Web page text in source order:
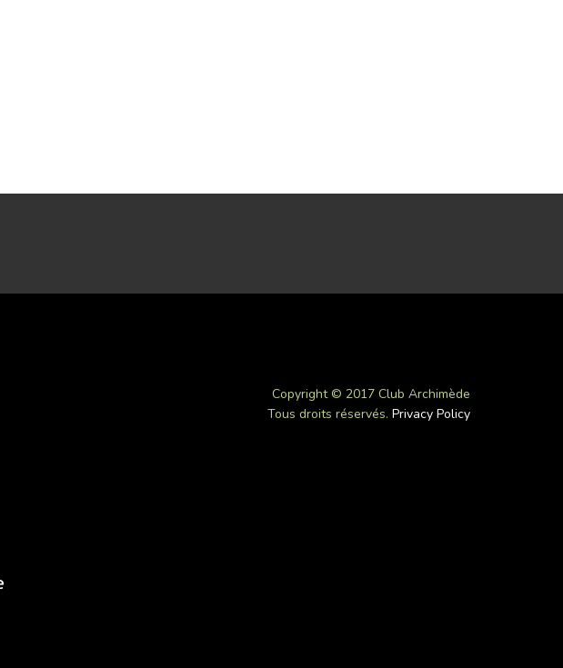
Copyright © 2017 Club Archimède
Tous droits réservés. Privacy Policy